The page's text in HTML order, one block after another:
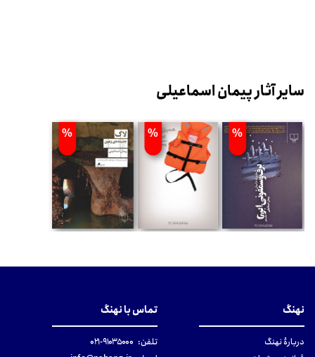
سایر آثار پیمان اسماعیلی
%
%
%
نهنگ
دربارهٔ نهنگ
تماس با نهنگ
تلفن: ۹۱۰۳۵۰۰۰-۰۲۱